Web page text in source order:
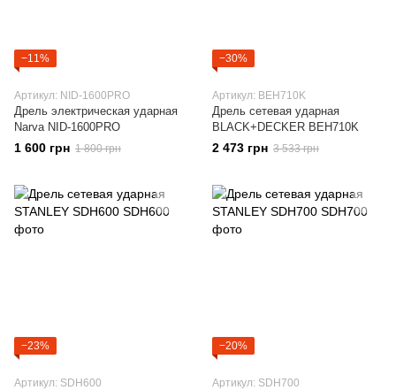
−11%
Артикул: NID-1600PRO
Дрель электрическая ударная
Narva NID-1600PRO
1 600 грн 1 800 грн
−30%
Артикул: BEH710K
Дрель сетевая ударная
BLACK+DECKER BEH710K
2 473 грн 3 533 грн
−23%
Артикул: SDH600
−20%
Артикул: SDH700